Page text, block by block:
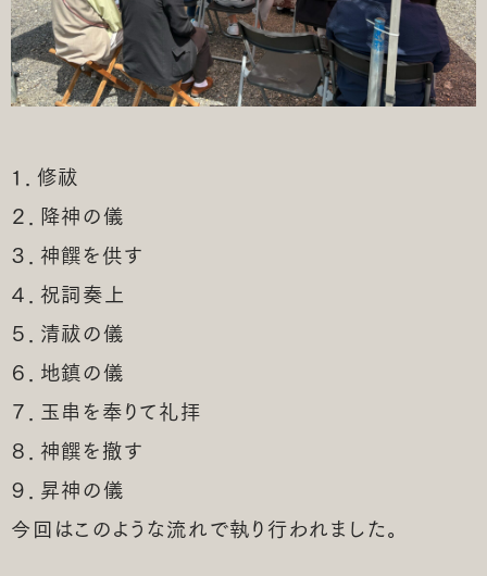
１．修祓
２．降神の儀
３．神饌を供す
４．祝詞奏上
５．清祓の儀
６．地鎮の儀
７．玉串を奉りて礼拝
８．神饌を撤す
９．昇神の儀
今回はこのような流れで執り行われました。